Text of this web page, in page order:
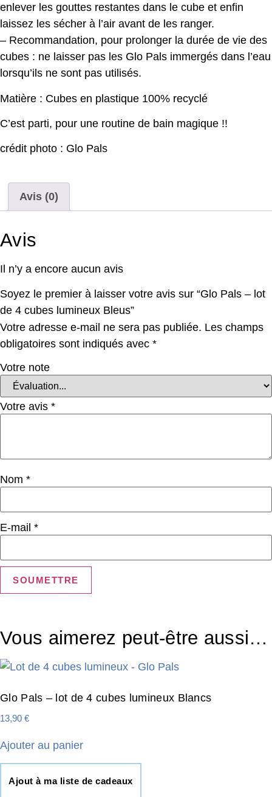
enlever les gouttes restantes dans le cube et enfin
laissez les sécher à l’air avant de les ranger.
– Recommandation, pour prolonger la durée de vie des
cubes : ne laisser pas les Glo Pals immergés dans l’eau
lorsqu’ils ne sont pas utilisés.
Matière : Cubes en plastique 100% recyclé
C’est parti, pour une routine de bain magique !!
crédit photo : Glo Pals
Avis (0)
Avis
Il n’y a encore aucun avis
Soyez le premier à laisser votre avis sur “Glo Pals – lot
de 4 cubes lumineux Bleus”
Votre adresse e-mail ne sera pas publiée. Les champs
obligatoires sont indiqués avec *
Votre note
Votre avis *
Nom *
E-mail *
Vous aimerez peut-être aussi…
Glo Pals – lot de 4 cubes lumineux Blancs
13,90 €
Ajouter au panier
Ajout à ma liste de cadeaux